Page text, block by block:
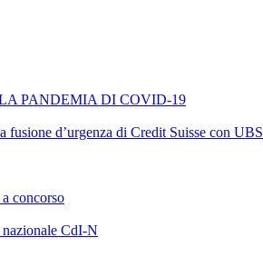
PANDEMIA DI COVID-19
fusione d’urgenza di Credit Suisse con UBS
concorso
CdI-N